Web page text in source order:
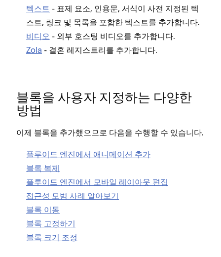
텍스트 - 표제 요소, 인용문, 서식이 사전 지정된 텍
스트, 링크 및 목록을 포함한 텍스트를 추가합니다.
비디오 - 외부 호스팅 비디오를 추가합니다.
Zola - 결혼 레지스트리를 추가합니다.
블록을 사용자 지정하는 다양한
방법
이제 블록을 추가했으므로 다음을 수행할 수 있습니다.
플루이드 엔진에서 애니메이션 추가
블록 복제
플루이드 엔진에서 모바일 레이아웃 편집
접근성 모범 사례 알아보기
블록 이동
블록 고정하기
블록 크기 조정